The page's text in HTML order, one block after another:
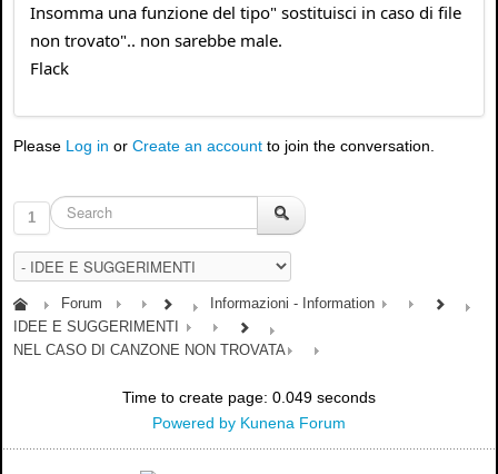
Insomma una funzione del tipo" sostituisci in caso di file
non trovato".. non sarebbe male.
Flack
Please Log in or Create an account to join the conversation.
1
Forum
Informazioni - Information
IDEE E SUGGERIMENTI
NEL CASO DI CANZONE NON TROVATA
Time to create page: 0.049 seconds
Powered by Kunena Forum